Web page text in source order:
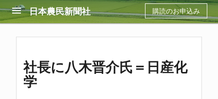
menu 日本農民新聞社 購読のお申込み
社長に八木晋介氏＝日産化
学